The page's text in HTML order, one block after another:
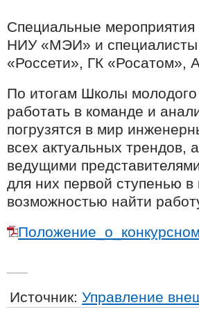
Специальные мероприятия
НИУ «МЭИ» и
«Россети», ГК
По итогам Школы молодого
работать в команде и
погрузятся в мир
всех актуальных трендов,
ведущими
для них первой ступенью
возможностью найти
Источник:Управление